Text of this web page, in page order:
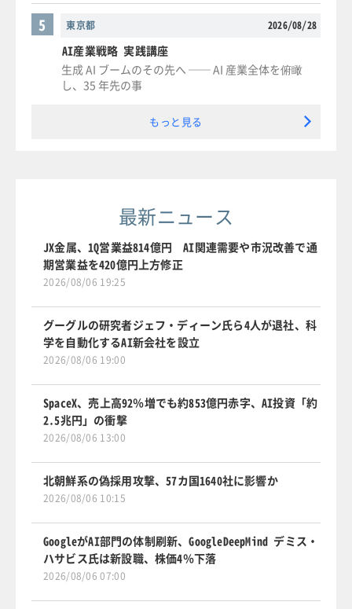
東京都 2026/08/28
5
AI産業戦略 実践講座
生成 AI ブームのその先へ ── AI 産業全体を俯瞰
し、35 年先の事
もっと見る
最新ニュース
JX金属、1Q営業益814億円 AI関連需要や市況改善で通
期営業益を420億円上方修正
2026/08/06 19:25
グーグルの研究者ジェフ・ディーン氏ら4人が退社、科
学を自動化するAI新会社を設立
2026/08/06 19:00
SpaceX、売上高92％増でも約853億円赤字、AI投資「約
2.5兆円」の衝撃
2026/08/06 13:00
北朝鮮系の偽採用攻撃、57カ国1640社に影響か
2026/08/06 10:15
GoogleがAI部門の体制刷新、GoogleDeepMind デミス・
ハサビス氏は新設職、株価4％下落
2026/08/06 07:00